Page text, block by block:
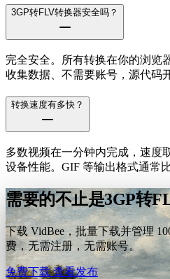
3GP转FLV转换器安全吗？
完全安全。所有转换在你的浏览
收集数据、不需要账号，源代码
转换速度有多快？
多数视频在一分钟内完成，速度
设备性能。GIF 等输出格式通常
需要的不止是3GP转
下载 VidBee，批量下载并管理
费，无需注册，无需账号。
免费下载查看发布